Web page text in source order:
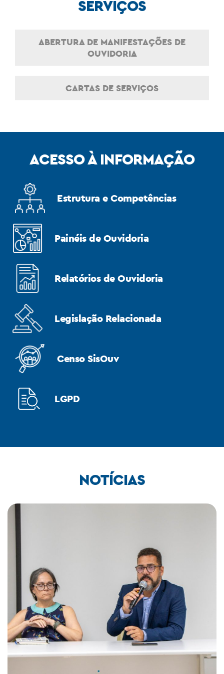
SERVIÇOS
ABERTURA DE MANIFESTAÇÕES DE
OUVIDORIA
CARTAS DE SERVIÇOS
ACESSO À INFORMAÇÃO
Estrutura e Competências
Painéis de Ouvidoria
Relatórios de Ouvidoria
Legislação Relacionada
Censo SisOuv
LGPD
NOTÍCIAS